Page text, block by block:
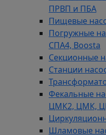
ПРВП и ПБА
Пищевые
Погружные
СПА4, Boosta
Секционные
Станции
Фекальные
ЦМК2, ЦМК,
Шламовые